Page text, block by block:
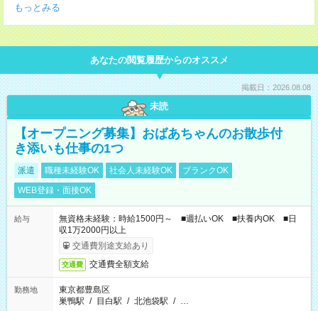
もっとみる
あなたの閲覧履歴からのオススメ
掲載日：2026.08.08
未読
【オープニング募集】おばあちゃんのお散歩付
き添いも仕事の1つ
派遣 職種未経験OK 社会人未経験OK
ブランクOK
WEB登録・面接OK
給与
無資格未経験：時給1500円～ ■週払いOK ■扶養内OK ■日
収1万2000円以上
交通費別途支給あり
交通費 交通費全額支給
勤務地
東京都豊島区
巣鴨駅 / 目白駅 / 北池袋駅 / …